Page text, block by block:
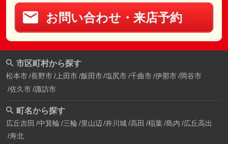
お問い合わせ・来店予約
市区町村から探す
松本市 長野市 上田市 飯田市 塩尻市 千曲市 伊那市 岡谷市
佐久市 諏訪市
町名から探す
広丘吉田 中箕輪 三輪 里山辺 井川城 高田 稲葉 島内 広丘高出
寿北